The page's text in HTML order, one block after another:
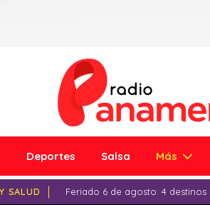
Deportes Salsa Más
SALUD Feriado 6 de agosto: 4